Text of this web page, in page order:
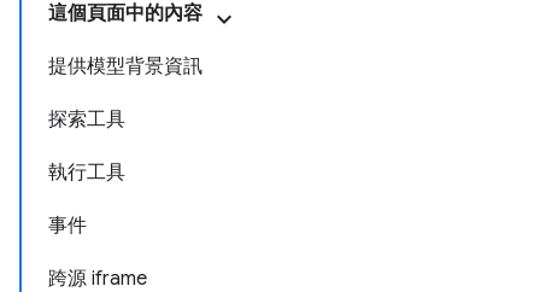
這個頁面中的內容
提供模型背景資訊
探索工具
執行工具
事件
跨源 iframe